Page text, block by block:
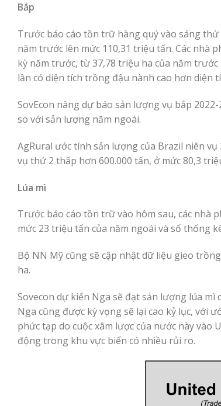
Bắp
Trước báo cáo tồn trữ hàng quý vào sáng
năm trước lên mức 110,31 triệu tấn. Các nhà
kỳ năm trước, từ 37,78 triệu ha của năm
lần có diện tích trồng đậu nành cao hơn diện
SovEcon nâng dự báo sản lượng vụ bắp
so với sản lượng năm ngoái.
AgRural ước tính sản lượng của Brazil niên
vụ thứ 2 thấp hơn 600.000 tấn, ở mức 80,3
Lúa mì
Trước báo cáo tồn trữ vào hôm sau, các nhà
mức 23 triệu tấn của năm ngoái và số thống
Bộ NN Mỹ cũng sẽ cập nhật dữ liệu gieo
ha.
Sovecon dự kiến Nga ​​sẽ đạt sản lượng lúa mì
Nga cũng được kỳ vọng sẽ lại cao kỷ lục, với
phức tạp do cuộc xâm lược của nước này
động trong khu vực biển có nhiều rủi ro.